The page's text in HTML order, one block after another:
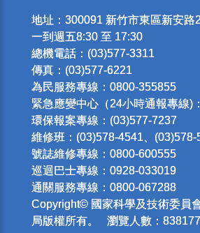
地址：300091 新竹市東區新安
一到週五8:30 至 17:30
總機電話：(03)577-3311
傳真：(03)577-6221
為民服務專線：0800-355855
緊急應變中心（24小時通報專線)
環保報案專線：(03)577-7237
維修班：(03)578-4541、(03)578-
號誌維修專線：0800-600555
巡迴巴士專線：0928-033019
通關服務專線：0800-067288
Copyright© 國家科學及技術委員
局版權所有。 瀏覽人數：